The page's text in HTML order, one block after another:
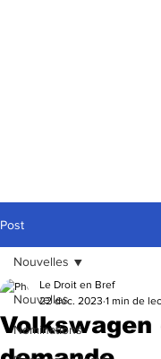
Post
Nouvelles
Nominations
Nouvelles
Volkswagen
Le Droit en Bref
22 déc. 2023 1 min de